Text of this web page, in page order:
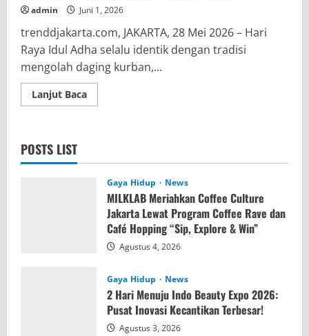
admin Juni 1, 2026
trenddjakarta.com, JAKARTA, 28 Mei 2026 – Hari
Raya Idul Adha selalu identik dengan tradisi
mengolah daging kurban,...
Lanjut BacaRead
more
Idul
Sulap
Gulai
Kambing
Lebih
Gurih,
Creamy
POSTS LIST
Gaya Hidup News
MILKLAB Meriahkan Coffee Culture
Jakarta Lewat Program Coffee Rave dan
Café Hopping “Sip, Explore & Win”
Agustus 4, 2026
Gaya Hidup News
2 Hari Menuju Indo Beauty Expo 2026:
Pusat Inovasi Kecantikan Terbesar!
Agustus 3, 2026